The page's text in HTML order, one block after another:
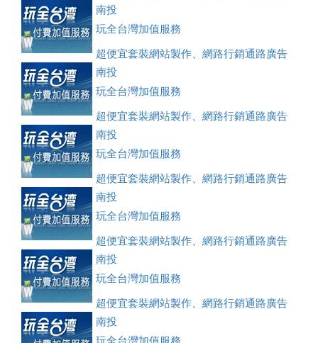
刊登、訂房系統、客房委託旅行社銷售，全面優惠中....
南投
玩全台灣加值服務
超便宜套裝網站製作、網路行銷通路廣告
刊登、訂房系統、客房委託旅行社銷售，全面優惠中....
南投
玩全台灣加值服務
超便宜套裝網站製作、網路行銷通路廣告
刊登、訂房系統、客房委託旅行社銷售，全面優惠中....
南投
玩全台灣加值服務
超便宜套裝網站製作、網路行銷通路廣告
刊登、訂房系統、客房委託旅行社銷售，全面優惠中....
南投
玩全台灣加值服務
超便宜套裝網站製作、網路行銷通路廣告
刊登、訂房系統、客房委託旅行社銷售，全面優惠中....
南投
玩全台灣加值服務
超便宜套裝網站製作、網路行銷通路廣告
刊登、訂房系統、客房委託旅行社銷售，全面優惠中....
南投